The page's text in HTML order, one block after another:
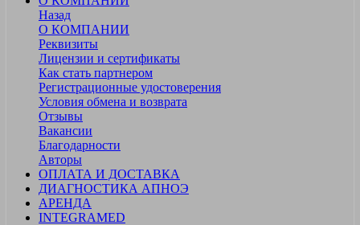
Назад
О КОМПАНИИ
Реквизиты
Лицензии и сертификаты
Как стать партнером
Регистрационные удостоверения
Условия обмена и возврата
Отзывы
Вакансии
Благодарности
Авторы
ОПЛАТА И ДОСТАВКА
ДИАГНОСТИКА АПНОЭ
АРЕНДА
INTEGRAMED